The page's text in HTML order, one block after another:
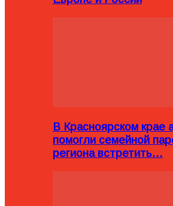
В Красноярском крае
помогли семейной
региона встретить…